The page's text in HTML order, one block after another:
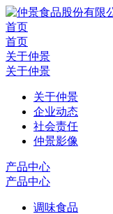
首页
首页
关于仲景
关于仲景
关于仲景
企业动态
社会责任
仲景影像
产品中心
产品中心
调味食品